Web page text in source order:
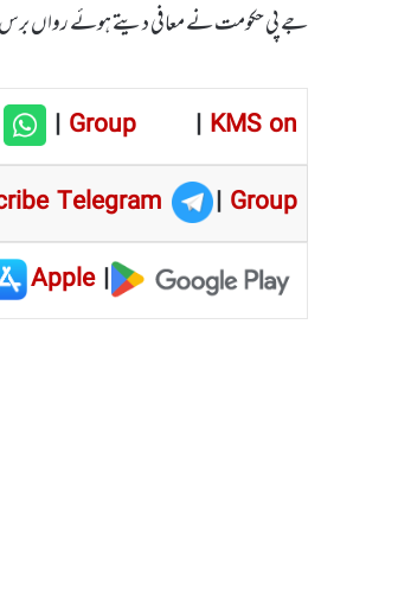
جے پی حکومت نے معافی دیتے ہوئے رواں برس 15اگست کو بھارتی یو م آزادی کے دن گودھرا سب جیل سے رہا کر دیا۔
|Group | KMS on
Telegram
| Group
|
Apple